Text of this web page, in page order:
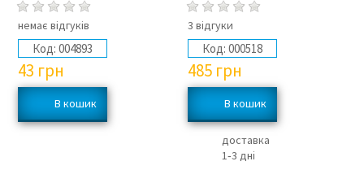
немає відгуків
Код: 004893
43 грн
3 відгуки
Код: 000518
485 грн
доставка
1‑3 дні